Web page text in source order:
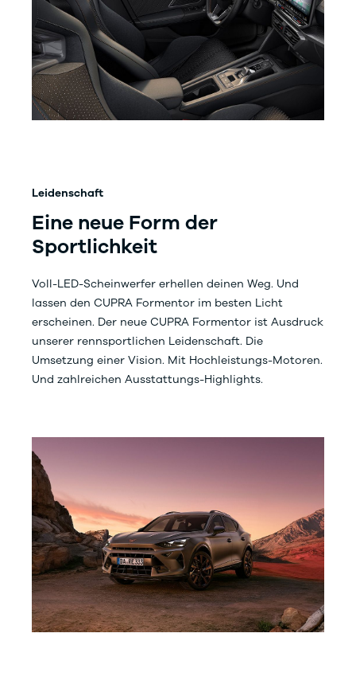
Leidenschaft
Eine neue Form der
Sportlichkeit
Voll-LED-Scheinwerfer erhellen deinen Weg. Und
lassen den CUPRA Formentor im besten Licht
erscheinen. Der neue CUPRA Formentor ist Ausdruck
unserer rennsportlichen Leidenschaft. Die
Umsetzung einer Vision. Mit Hochleistungs-Motoren.
Und zahlreichen Ausstattungs-Highlights.